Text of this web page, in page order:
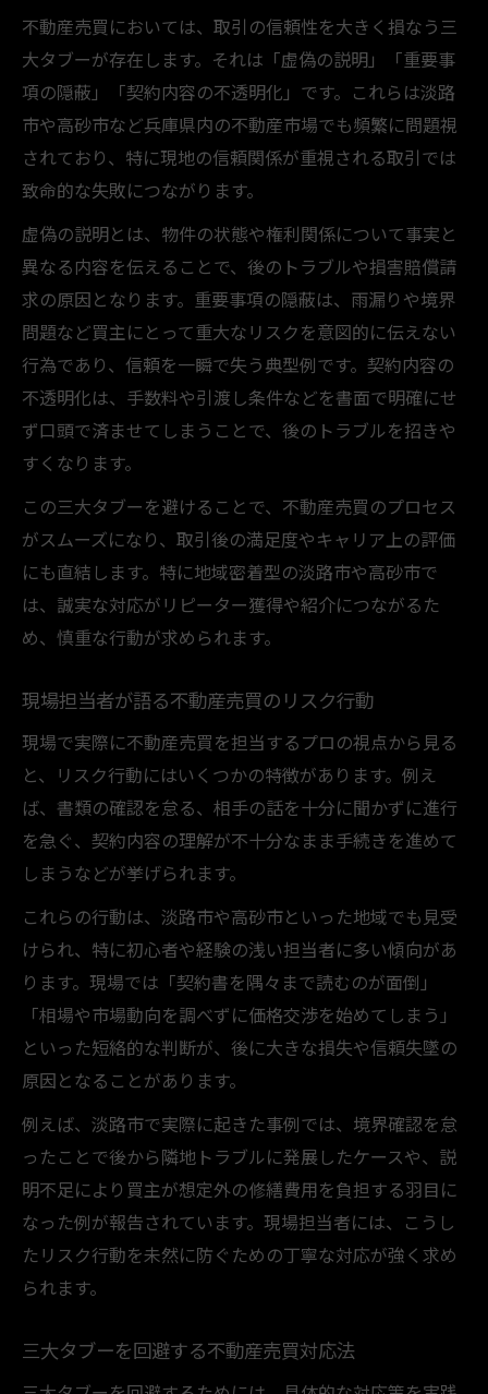
不動産売買においては、取引の信頼性を大きく損なう三
大タブーが存在します。それは「虚偽の説明」「重要事
項の隠蔽」「契約内容の不透明化」です。これらは淡路
市や高砂市など兵庫県内の不動産市場でも頻繁に問題視
されており、特に現地の信頼関係が重視される取引では
致命的な失敗につながります。
虚偽の説明とは、物件の状態や権利関係について事実と
異なる内容を伝えることで、後のトラブルや損害賠償請
求の原因となります。重要事項の隠蔽は、雨漏りや境界
問題など買主にとって重大なリスクを意図的に伝えない
行為であり、信頼を一瞬で失う典型例です。契約内容の
不透明化は、手数料や引渡し条件などを書面で明確にせ
ず口頭で済ませてしまうことで、後のトラブルを招きや
すくなります。
この三大タブーを避けることで、不動産売買のプロセス
がスムーズになり、取引後の満足度やキャリア上の評価
にも直結します。特に地域密着型の淡路市や高砂市で
は、誠実な対応がリピーター獲得や紹介につながるた
め、慎重な行動が求められます。
現場担当者が語る不動産売買のリスク行動
現場で実際に不動産売買を担当するプロの視点から見る
と、リスク行動にはいくつかの特徴があります。例え
ば、書類の確認を怠る、相手の話を十分に聞かずに進行
を急ぐ、契約内容の理解が不十分なまま手続きを進めて
しまうなどが挙げられます。
これらの行動は、淡路市や高砂市といった地域でも見受
けられ、特に初心者や経験の浅い担当者に多い傾向があ
ります。現場では「契約書を隅々まで読むのが面倒」
「相場や市場動向を調べずに価格交渉を始めてしまう」
といった短絡的な判断が、後に大きな損失や信頼失墜の
原因となることがあります。
例えば、淡路市で実際に起きた事例では、境界確認を怠
ったことで後から隣地トラブルに発展したケースや、説
明不足により買主が想定外の修繕費用を負担する羽目に
なった例が報告されています。現場担当者には、こうし
たリスク行動を未然に防ぐための丁寧な対応が強く求め
られます。
三大タブーを回避する不動産売買対応法